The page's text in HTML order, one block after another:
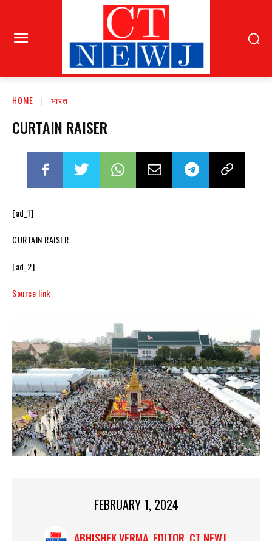
HOME भारत
CURTAIN RAISER
[ad_1]
CURTAIN RAISER
[ad_2]
Source link
FEBRUARY 1, 2024